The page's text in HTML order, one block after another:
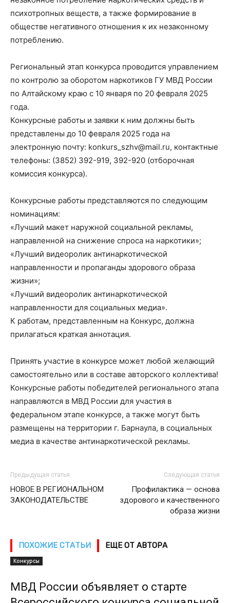
психотропных веществ, а также формирование в
обществе негативного отношения к их незаконному
потреблению.
Региональный этап конкурса проводится управлением
по контролю за оборотом наркотиков ГУ МВД России
по Алтайскому краю с 10 января по 20 февраля 2025
года.
Конкурсные работы и заявки к ним должны быть
представлены до 10 февраля 2025 года на
электронную почту: konkurs_szhv@mail.ru, контактные
телефоны: (3852) 392-919, 392-920 (отборочная
комиссия конкурса).
Конкурсные работы представляются по следующим
номинациям:
«Лучший макет наружной социальной рекламы,
направленной на снижение спроса на наркотики»;
«Лучший видеоролик антинаркотической
направленности и пропаганды здорового образа
жизни»;
«Лучший видеоролик антинаркотической
направленности для социальных медиа».
К работам, представленным на Конкурс, должна
прилагаться краткая аннотация.
Принять участие в конкурсе может любой желающий
самостоятельно или в составе авторского коллектива!
Конкурсные работы победителей регионального этапа
направляются в МВД России для участия в
федеральном этапе конкурсе, а также могут быть
размещены на территории г. Барнаула, в социальных
медиа в качестве антинаркотической рекламы.
Предыдущая статья
НОВОЕ В РЕГИОНАЛЬНОМ
ЗАКОНОДАТЕЛЬСТВЕ
Следующая статья
Профилактика — основа
здорового и качественного
образа жизни
ПОХОЖИЕ СТАТЬИ ЕЩЕ ОТ АВТОРА
Конкурсы
МВД России объявляет о старте